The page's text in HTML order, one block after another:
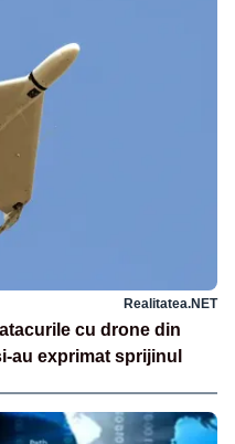
Realitatea.NET
cu drone din
au exprimat sprijinul